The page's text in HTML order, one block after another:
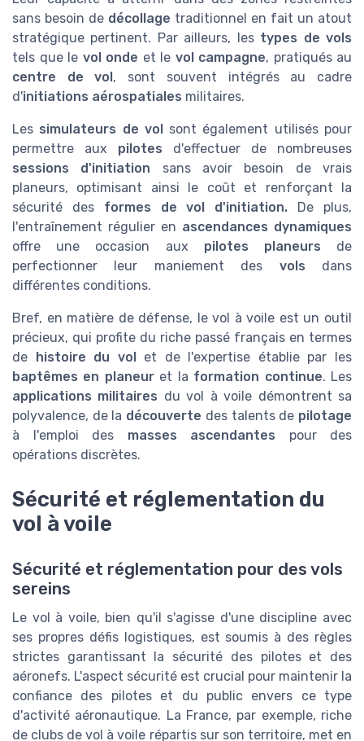
sans besoin de décollage traditionnel en fait un atout
stratégique pertinent. Par ailleurs, les types de vols
tels que le vol onde et le vol campagne, pratiqués au
centre de vol , sont souvent intégrés au cadre
d'initiations aérospatiales militaires.
Les simulateurs de vol
sont également utilisés pour
permettre aux pilotes d'effectuer de nombreuses
sessions d'initiation sans avoir besoin de vrais
planeurs, optimisant ainsi le coût et renforçant la
sécurité des formes de vol d'initiation. De plus,
l'entraînement régulier en ascendances dynamiques
offre une occasion aux pilotes planeurs de
perfectionner leur maniement des vols dans
différentes conditions.
Bref, en matière de défense, le vol à voile est un outil
précieux, qui profite du riche passé français en termes
de
histoire du vol
et de l'expertise établie par les
baptêmes en planeuret la formation continue. Les
applications militaires du vol à voile démontrent sa
polyvalence, de la découverte des talents de pilotage
à l'emploi des masses ascendantes pour des
opérations discrètes.
Sécurité et réglementation du
vol à voile
Sécurité et réglementation pour des vols
sereins
Le vol à voile, bien qu'il s'agisse d'une discipline avec
ses propres défis logistiques, est soumis à des règles
strictes garantissant la sécurité des pilotes et des
aéronefs. L'aspect sécurité est crucial pour maintenir la
confiance des pilotes et du public envers ce type
d'activité aéronautique. La France, par exemple, riche
de clubs de vol à voile répartis sur son territoire, met en